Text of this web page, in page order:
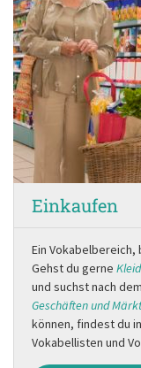
Einkaufen
Ein Vokabelbereich,
Gehst du gerne
und suchst nach
Geschäften und
können, findest du
Vokabellisten und